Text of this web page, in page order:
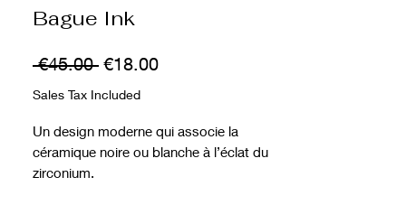
Bague Ink
€45.00 Regular
Price
€18.00Sale
Sales Tax Included
Un design moderne qui associe la
céramique noire ou blanche à l’éclat du
zirconium.